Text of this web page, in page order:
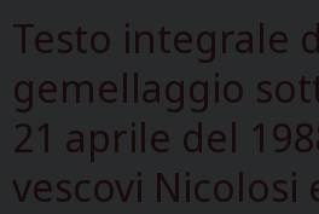
Testo integrale
gemellaggio
21 aprile del
vescovi Nicolosi